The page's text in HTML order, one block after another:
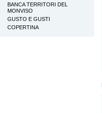
BANCA TERRITORI DEL
MONVISO
GUSTO E GUSTI
COPERTINA